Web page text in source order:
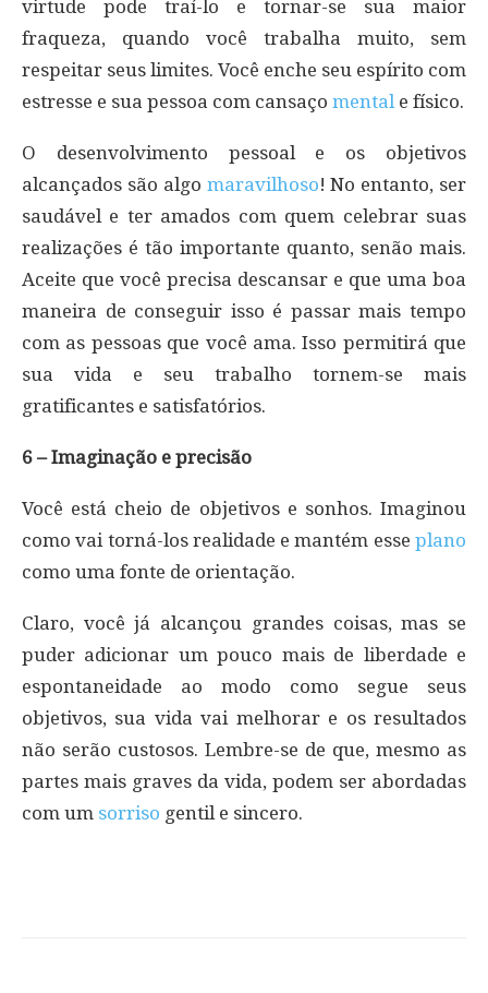
virtude pode traí-lo e tornar-se sua maior
fraqueza, quando você trabalha muito, sem
respeitar seus limites. Você enche seu espírito com
estresse e sua pessoa com cansaço mental e físico.
O desenvolvimento pessoal e os objetivos
alcançados são algo maravilhoso! No entanto, ser
saudável e ter amados com quem celebrar suas
realizações é tão importante quanto, senão mais.
Aceite que você precisa descansar e que uma boa
maneira de conseguir isso é passar mais tempo
com as pessoas que você ama. Isso permitirá que
sua vida e seu trabalho tornem-se mais
gratificantes e satisfatórios.
6 – Imaginação e precisão
Você está cheio de objetivos e sonhos. Imaginou
como vai torná-los realidade e mantém esse plano
como uma fonte de orientação.
Claro, você já alcançou grandes coisas, mas se
puder adicionar um pouco mais de liberdade e
espontaneidade ao modo como segue seus
objetivos, sua vida vai melhorar e os resultados
não serão custosos. Lembre-se de que, mesmo as
partes mais graves da vida, podem ser abordadas
com um sorriso gentil e sincero.